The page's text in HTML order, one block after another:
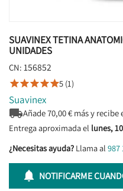
SUAVINEX TETINA
UNIDADES
CN: 156852
5 (1)
Suavinex
Añade70,00€ más y recibe
Entrega aproximada el lunes,
¿Necesitas ayuda? Llama al 987
 NOTIFICARME